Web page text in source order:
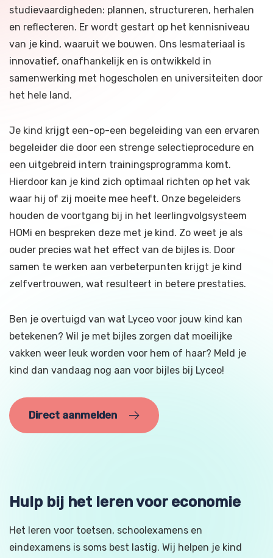
studievaardigheden: plannen, structureren, herhalen
en reflecteren. Er wordt gestart op het kennisniveau
van je kind, waaruit we bouwen. Ons lesmateriaal is
innovatief, onafhankelijk en is ontwikkeld in
samenwerking met hogescholen en universiteiten door
het hele land.
Je kind krijgt een-op-een begeleiding van een ervaren
begeleider die door een strenge selectieprocedure en
een uitgebreid intern trainingsprogramma komt.
Hierdoor kan je kind zich optimaal richten op het vak
waar hij of zij moeite mee heeft. Onze begeleiders
houden de voortgang bij in het leerlingvolgsysteem
HOMi en bespreken deze met je kind. Zo weet je als
ouder precies wat het effect van de bijles is. Door
samen te werken aan verbeterpunten krijgt je kind
zelfvertrouwen, wat resulteert in betere prestaties.
Ben je overtuigd van wat Lyceo voor jouw kind kan
betekenen? Wil je met bijles zorgen dat moeilijke
vakken weer leuk worden voor hem of haar? Meld je
kind dan vandaag nog aan voor bijles bij Lyceo!
Direct aanmelden
Hulp bij het leren voor economie
Het leren voor toetsen, schoolexamens en
eindexamens is soms best lastig. Wij helpen je kind